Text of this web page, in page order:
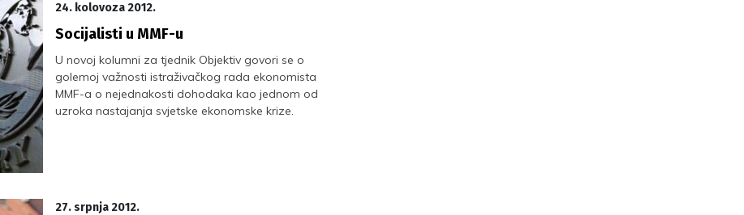
24. kolovoza 2012.
Socijalisti u MMF-u
U novoj kolumni za tjednik Objektiv govori se o
golemoj važnosti istraživačkog rada ekonomista
MMF-a o nejednakosti dohodaka kao jednom od
uzroka nastajanja svjetske ekonomske krize.
27. srpnja 2012.